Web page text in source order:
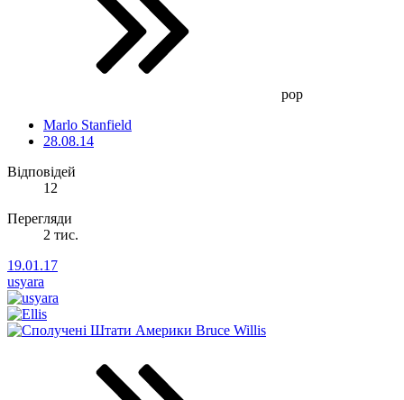
pop
Marlo Stanfield
28.08.14
Відповідей
12
Перегляди
2 тис.
19.01.17
usyara
Bruce Willis